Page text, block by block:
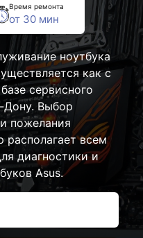
Время ремонта
от 30 мин
ноутбука
как с
сервисного
Дону. Выбор
пожелания
располагает всем
диагностики и
Asus.